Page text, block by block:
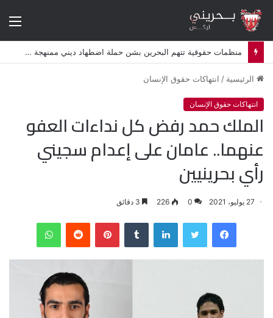
منظمات حقوقية تتهم البحرين بشن حملة اضطهاد ديني ممنهجة ضد الشيعة
الرئيسية / انتهاكات حقوق الإنسان
انتهاكات حقوق الإنسان
الملك حمد رفض كل نداءات العفو
عنهما.. عامان على إعدام سجيني
رأي بحرينيين
27 يوليو، 2021 0
226
فيسبوك لينكدإن بينتيريست